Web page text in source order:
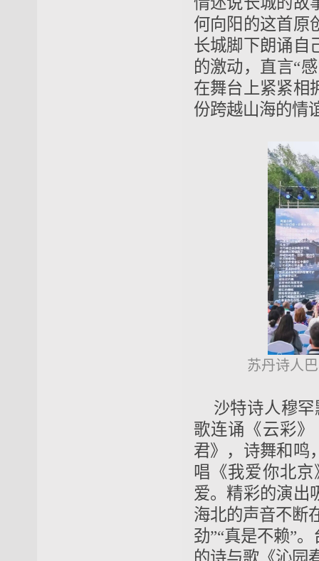
何向阳的这首原
长城脚下朗诵自
的激动，直言“
在舞台上紧紧相
份跨越山海的情
苏丹诗人
沙特诗人穆
歌连诵《云彩
君》，诗舞和鸣
唱《我爱你北
爱。精彩的演出
海北的声音不断
劲”“真是不赖”